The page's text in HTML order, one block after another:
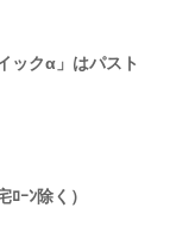
ックα」はパスト
ｰﾝ除く）